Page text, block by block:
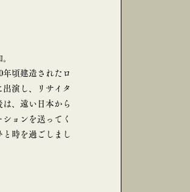
頃建造されたロ
演し、リサイタ
、遠い日本から
ョンを送ってく
時を過ごしまし